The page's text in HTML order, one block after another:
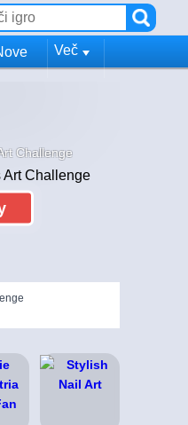
Več
Challenge